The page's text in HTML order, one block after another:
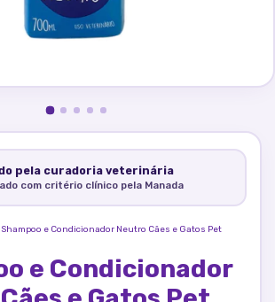
pela curadoria veterinária
com critério clínico pela Manada
Shampoo e Condicionador Neutro Cães e Gatos Pet
e Condicionador